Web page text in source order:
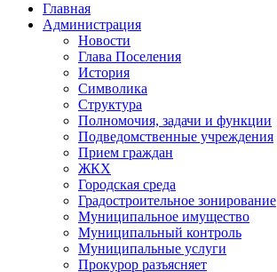
Главная
Администрация
Новости
Глава Поселения
История
Символика
Структура
Полномочия, задачи и функции
Подведомственные учреждения
Прием граждан
ЖКХ
Городская среда
Градостроительное зонирование
Муниципальное имущество
Муниципальный контроль
Муниципальные услуги
Прокурор разъясняет